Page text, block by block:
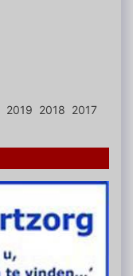
2019 2018 2017